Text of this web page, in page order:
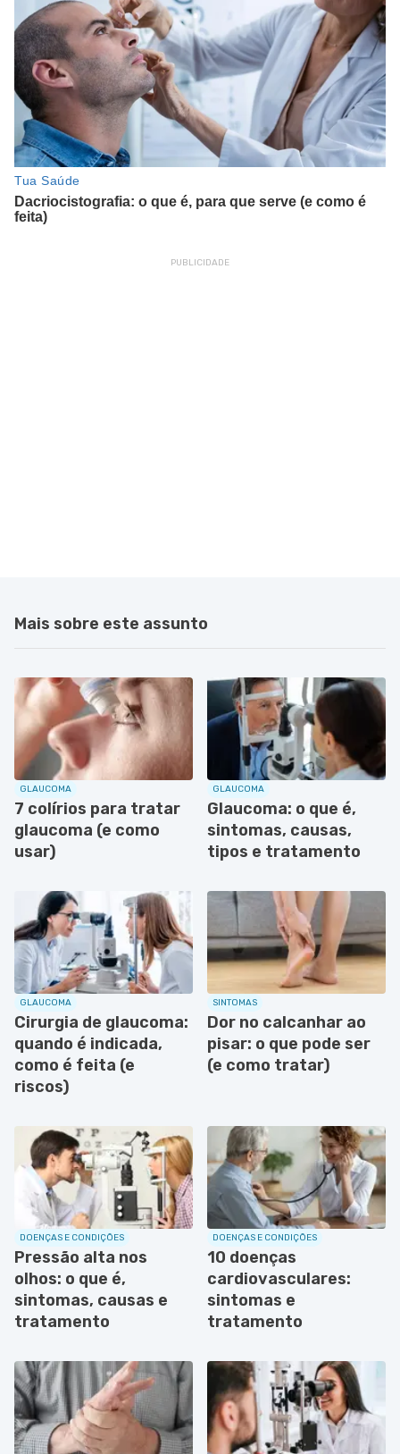
Mais sobre este assunto
GLAUCOMA
7 colírios para tratar
glaucoma (e como
usar)
GLAUCOMA
Glaucoma: o que é,
sintomas, causas,
tipos e tratamento
GLAUCOMA
Cirurgia de glaucoma:
quando é indicada,
como é feita (e
riscos)
SINTOMAS
Dor no calcanhar ao
pisar: o que pode ser
(e como tratar)
DOENÇAS E CONDIÇÕES
Pressão alta nos
olhos: o que é,
sintomas, causas e
tratamento
DOENÇAS E CONDIÇÕES
10 doenças
cardiovasculares:
sintomas e
tratamento